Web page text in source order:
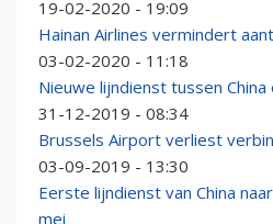
19-02-2020 - 19:09
Hainan Airlines vermindert
03-02-2020 - 11:18
Nieuwe lijndienst tussen
31-12-2019 - 08:34
Brussels Airport verliest
03-09-2019 - 13:30
Eerste lijndienst van China
mei